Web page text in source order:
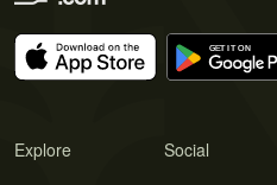
Explore Social